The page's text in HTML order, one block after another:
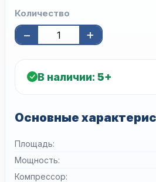
Количество
− +
В наличии: 5+
Основные
Площадь:
Мощность:
Компрессор: